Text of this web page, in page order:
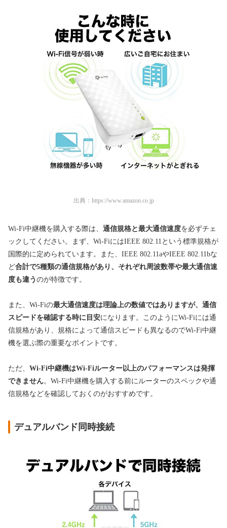
出典： https://www.amazon.co.jp
Wi-Fi中継機を購入する際は、 通信規格と最大通信速度を必ずチェ
ックしてください。まず、Wi-FiにはIEEE 802.11という標準規格が
国際的に定められています。また、IEEE 802.11aやIEEE 802.11bな
ど合計で5種類の通信規格があり、それぞれ周波数帯や最大通信速
度も違う のが特徴です。
また、Wi-Fiの最大通信速度は理論上の数値ではありますが、通信
スピードを確認する時に目安になります。このようにWi-Fiには通
信規格があり、規格によって通信スピードも異なるのでWi-Fi中継
機を選ぶ際の重要なポイントです。
ただ、 Wi-Fi中継機はWi-Fiルーター以上のパフォーマンスは発揮
できません。Wi-Fi中継機を購入する前にルーターのスペックや通
信規格などを確認しておくのがおすすめです。
デュアルバンド同時接続